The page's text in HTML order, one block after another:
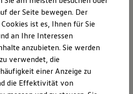
und Sicherheitssysteme
und Ölverdünnung
Betriebsflüssigkeiten
und Lifestyle Produkte
Business
Zugang nach hinten und es
den Vordersitzen geschaffen.
der Seite bewegen. Der
ist es, Ihnen für Sie
an Ihre Interessen
anzubieten. Sie werden
verwendet, die
einer Anzeige zu
die Effektivität von